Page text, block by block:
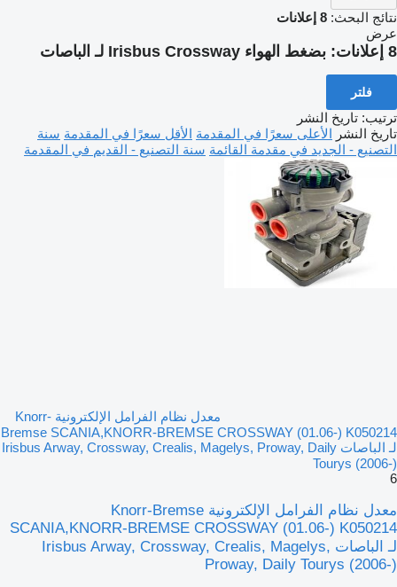
نتائج البحث: 8 إعلانات
عرض
8 إعلانات: بضغط الهواء Irisbus Crossway لـ الباصات
فلتر
ترتيب: تاريخ النشر
تاريخ النشر الأعلى سعرًا في المقدمة الأقل سعرًا في المقدمة سنة
التصنيع - الجديد في مقدمة القائمة سنة التصنيع - القديم في المقدمة
معدل نظام الفرامل الإلكترونية Knorr-
Bremse SCANIA,KNORR-BREMSE CROSSWAY (01.06-) K050214
لـ الباصات Irisbus Arway, Crossway, Crealis, Magelys, Proway, Daily
Tourys (2006-)
6
معدل نظام الفرامل الإلكترونية Knorr-Bremse
SCANIA,KNORR-BREMSE CROSSWAY (01.06-) K050214
لـ الباصات Irisbus Arway, Crossway, Crealis, Magelys,
Proway, Daily Tourys (2006-)